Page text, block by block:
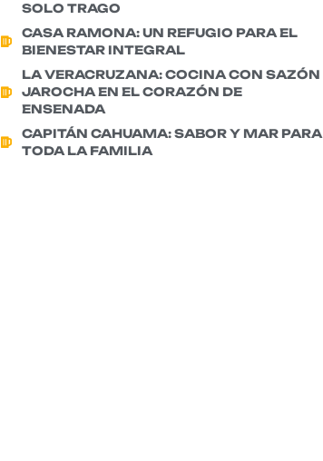
SOLO TRAGO
CASA RAMONA: UN REFUGIO PARA EL
BIENESTAR INTEGRAL
LA VERACRUZANA: COCINA CON SAZÓN
JAROCHA EN EL CORAZÓN DE
ENSENADA
CAPITÁN CAHUAMA: SABOR Y MAR PARA
TODA LA FAMILIA